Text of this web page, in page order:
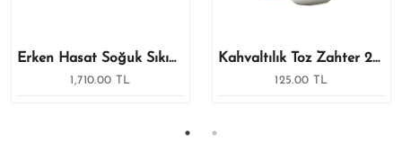
Erken Hasat Soğuk Sıkım Natürel Sızma Zeytinyağı 2 X 1 Lt
1,710.00 TL
Kahvaltılık Toz Zahter 200 Gr
125.00 TL